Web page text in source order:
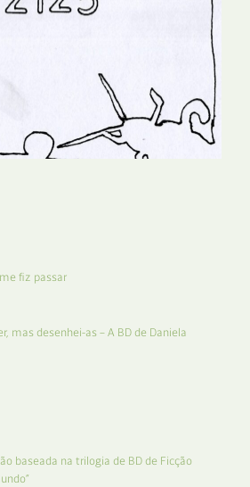
fiz passar
mas desenhei-as – A BD de Daniela
baseada na trilogia de BD de Ficção